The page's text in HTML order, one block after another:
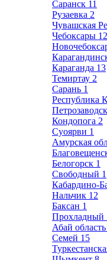
Саранск 11
Рузаевка 2
Чувашская
Чебоксары 12
Караганда 13
Темиртау 2
Сарань 1
Республика
Петрозаводск
Кондопога 2
Суоярви 1
Амурская
Белогорск 1
Свободный 1
Кабардино-
Нальчик 12
Баксан 1
Прохладный
Абай область
Семей 15